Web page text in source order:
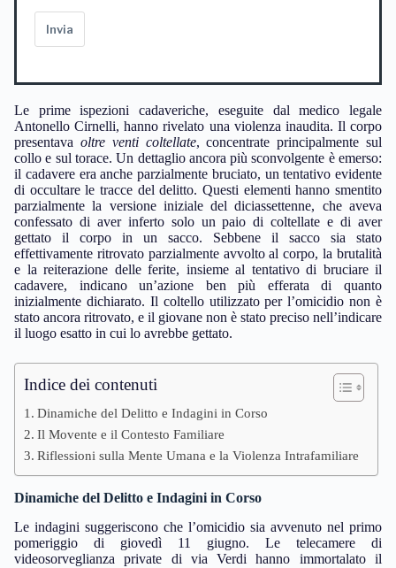
Invia
Le prime ispezioni cadaveriche, eseguite dal medico legale
Antonello Cirnelli, hanno rivelato una violenza inaudita. Il corpo
presentava oltre venti coltellate, concentrate principalmente sul
collo e sul torace. Un dettaglio ancora più sconvolgente è emerso:
il cadavere era anche parzialmente bruciato, un tentativo evidente
di occultare le tracce del delitto. Questi elementi hanno smentito
parzialmente la versione iniziale del diciassettenne, che aveva
confessato di aver inferto solo un paio di coltellate e di aver
gettato il corpo in un sacco. Sebbene il sacco sia stato
effettivamente ritrovato parzialmente avvolto al corpo, la brutalità
e la reiterazione delle ferite, insieme al tentativo di bruciare il
cadavere, indicano un’azione ben più efferata di quanto
inizialmente dichiarato. Il coltello utilizzato per l’omicidio non è
stato ancora ritrovato, e il giovane non è stato preciso nell’indicare
il luogo esatto in cui lo avrebbe gettato.
Indice dei contenuti
Dinamiche del Delitto e Indagini in Corso
Il Movente e il Contesto Familiare
Riflessioni sulla Mente Umana e la Violenza Intrafamiliare
Dinamiche del Delitto e Indagini in Corso
Le indagini suggeriscono che l’omicidio sia avvenuto nel primo
pomeriggio di giovedì 11 giugno. Le telecamere di
videosorveglianza private di via Verdi hanno immortalato il